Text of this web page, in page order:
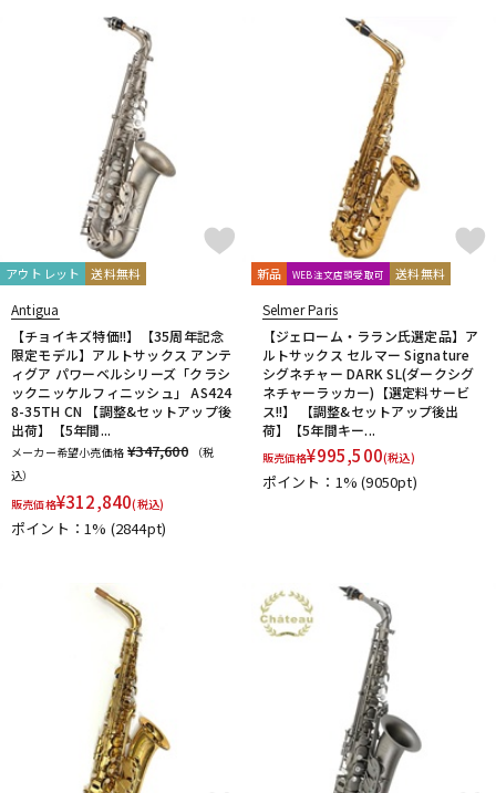
SNOOPY WITH MUSIC
SST(Schucht Sax Technology)
Susato
TABIBITO
Ted Klum
THE WALLACE COLLECTION
Tom Crown
TORAYSEE
TrumCor
Ullven
Ultra breathe
Ultra-Pure unknown
VACCHIANO
VANDOREN VIVACE waltons
Warburton
Winds Score
Wood Stone XO YAMAHA
YANAGISAWA
他
アケタオカリーナ
アレキサンダー（リード）
ウインドブロスオリジナル
オオサワオカリナ
オオハシ
すいとる君
その他メーカー ツルピカ君
ハリソン
ライツ
レジェール
ARTinoise
Intercept Technology
Kerry Whistle
GAT Custom Brass
TK Melody
MG Leather Work
ELISE
PARAFIT
Hollywood Winds
PATRICK
Wedge
アウトレット 送料無料
Antigua
【チョイキズ特価!!】【35周年記念
限定モデル】アルトサックス アンテ
ィグア パワーベルシリーズ「クラシ
ックニッケルフィニッシュ」 AS424
8-35TH CN 【調整&セットアップ後
出荷】【5年間...
メーカー希望小売価格 ¥347,600
（税
込）
販売価格¥312,840(税込)
ポイント：1% (2844pt)
新品 WEB注文店頭受取可 送料無料
Selmer Paris
【ジェローム・ララン氏選定品】ア
ルトサックス セルマー Signature
シグネチャー DARK SL(ダークシグ
ネチャーラッカー)【選定料サービ
ス!!】 【調整&セットアップ後出
荷】【5年間キー...
販売価格¥995,500(税込)
ポイント：1%(9050pt)